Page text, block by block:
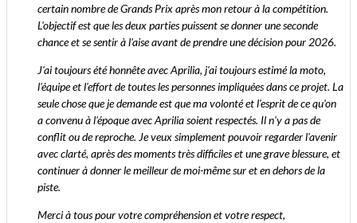
certain nombre de Grands Prix après mon retour à la compétition.
L'objectif est que les deux parties puissent se donner une seconde
chance et se sentir à l'aise avant de prendre une décision pour 2026.
J'ai toujours été honnête avec Aprilia, j'ai toujours estimé la moto,
l'équipe et l'effort de toutes les personnes impliquées dans ce projet. La
seule chose que je demande est que ma volonté et l'esprit de ce qu'on
a convenu à l'époque avec Aprilia soient respectés. Il n'y a pas de
conflit ou de reproche. Je veux simplement pouvoir regarder l'avenir
avec clarté, après des moments très difficiles et une grave blessure, et
continuer à donner le meilleur de moi-même sur et en dehors de la
piste.
Merci à tous pour votre compréhension et votre respect,